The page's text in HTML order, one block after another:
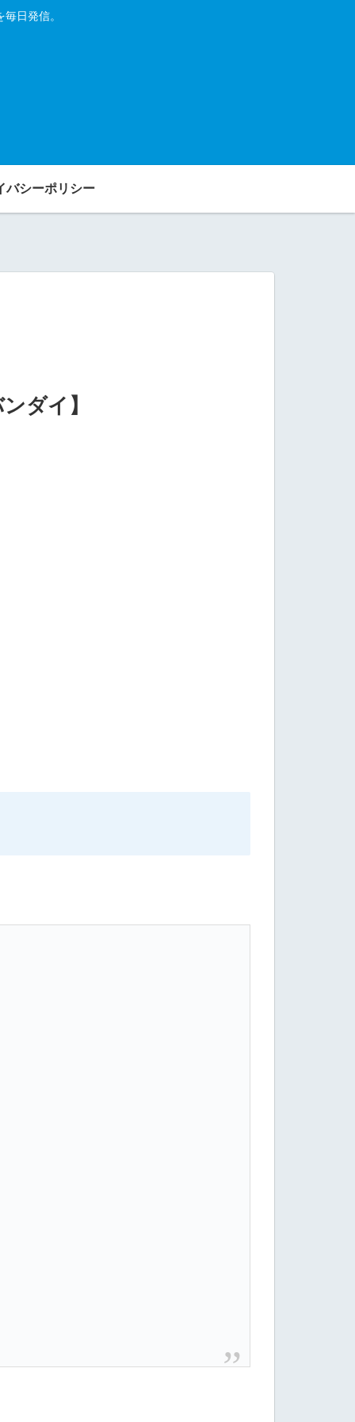
日発信。
バシーポリシー
ダイ】